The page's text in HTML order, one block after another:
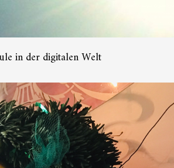
in der digitalen Welt